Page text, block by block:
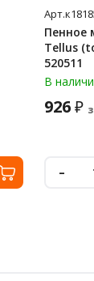
Арт.
Пенное
Tellus
520511
В
926₽
-